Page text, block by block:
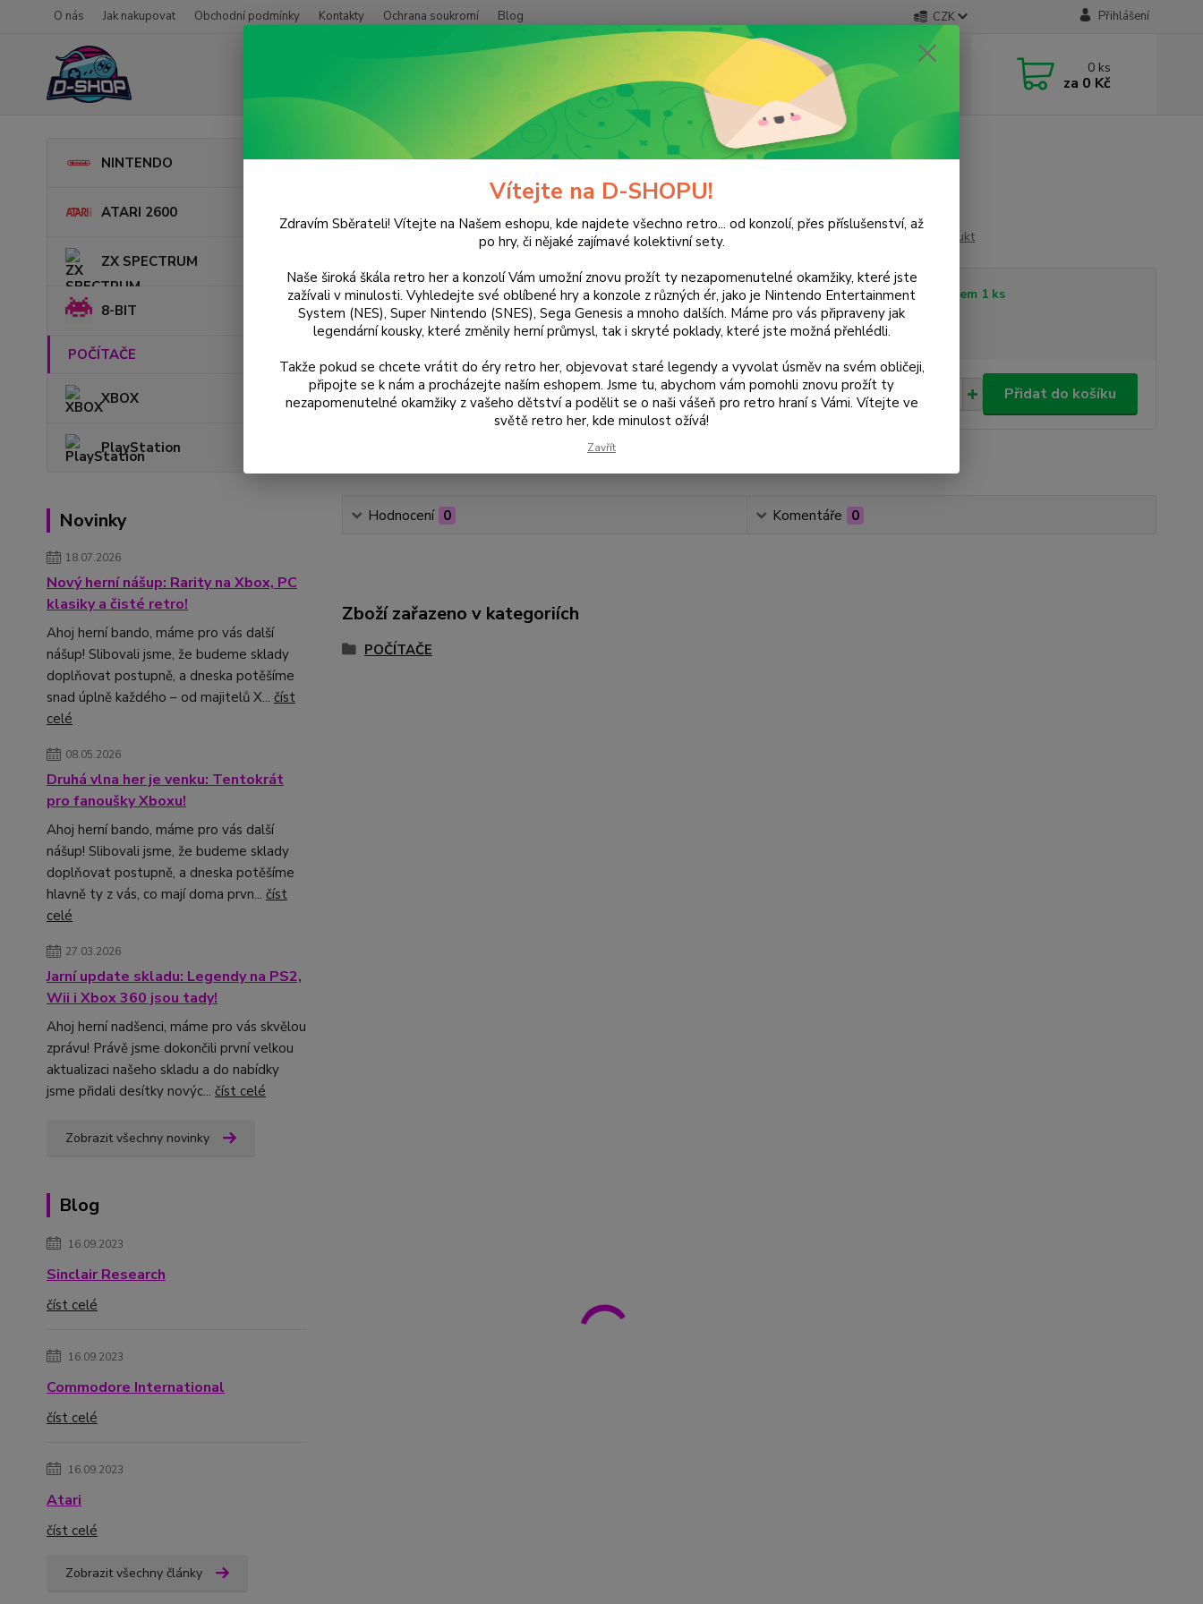
O nás Jak nakupovat Obchodní podmínky Kontakty Ochrana soukromí Blog CZK Přihlášení
Nevíte si rady? Zavolejte.
+420 733 751 266
(Po-Pá, 15:00-20:00 hod.)
0 ks
za 0 Kč
NINTENDO
ATARI 2600
ZX SPECTRUM
8-BIT
POČÍTAČE
XBOX
PlayStation
Novinky
18.07.2026
Nový herní nášup: Rarity na Xbox, PC
klasiky a čisté retro!
Ahoj herní bando, máme pro vás další
nášup! Slibovali jsme, že budeme sklady
doplňovat postupně, a dneska potěšíme
snad úplně každého – od majitelů X... číst
celé
08.05.2026
Druhá vlna her je venku: Tentokrát
pro fanoušky Xboxu!
Ahoj herní bando, máme pro vás další
nášup! Slibovali jsme, že budeme sklady
doplňovat postupně, a dneska potěšíme
hlavně ty z vás, co mají doma prvn... číst
celé
27.03.2026
Jarní update skladu: Legendy na PS2,
Wii i Xbox 360 jsou tady!
Ahoj herní nadšenci, máme pro vás skvělou
zprávu! Právě jsme dokončili první velkou
aktualizaci našeho skladu a do nabídky
jsme přidali desítky novýc... číst celé
Zobrazit všechny novinky
Blog
16.09.2023
Sinclair Research
číst celé
16.09.2023
Commodore International
číst celé
16.09.2023
Atari
číst celé
Zobrazit všechny články
POČÍTAČE Mage Knights: Apocalypse
Mage Knights: Apocalypse
Ohodnotit produkt
Dostupnost Skladem 1 ks
Nejsme plátci DPH
170 Kč/ks Přidat do košíku
Hodnocení 0 Komentáře 0
Zboží zařazeno v kategoriích
POČÍTAČE
Vítejte na D-SHOPU!
Zdravím Sběrateli! Vítejte na Našem eshopu, kde najdete všechno retro... od konzolí, přes příslušenství, až
po hry, či nějaké zajímavé kolektivní sety.
Naše široká škála retro her a konzolí Vám umožní znovu prožít ty nezapomenutelné okamžiky, které jste
zažívali v minulosti. Vyhledejte své oblíbené hry a konzole z různých ér, jako je Nintendo Entertainment
System (NES), Super Nintendo (SNES), Sega Genesis a mnoho dalších. Máme pro vás připraveny jak
legendární kousky, které změnily herní průmysl, tak i skryté poklady, které jste možná přehlédli.
Takže pokud se chcete vrátit do éry retro her, objevovat staré legendy a vyvolat úsměv na svém obličeji,
připojte se k nám a procházejte naším eshopem. Jsme tu, abychom vám pomohli znovu prožít ty
nezapomenutelné okamžiky z vašeho dětství a podělit se o naši vášeň pro retro hraní s Vámi. Vítejte ve
světě retro her, kde minulost ožívá!
Zavřít